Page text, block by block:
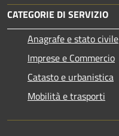
CATEGORIE DI SERVIZIO
Anagrafe e stato civile
Imprese e Commercio
Catasto e urbanistica
Mobilità e trasporti